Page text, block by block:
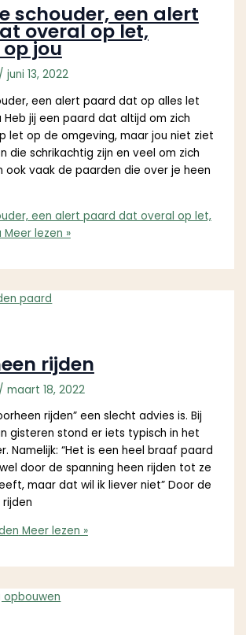
schouder, een alert
overal op let,
jou
/ juni 13, 2022
een alert paard dat op alles let
Heb jij een paard dat altijd om zich
let op de omgeving, maar jou niet ziet
die schrikachtig zijn en veel om zich
ook vaak de paarden die over je heen
een alert paard dat overal op let,
Meer lezen »
rijden
/ maart 18, 2022
rijden” een slecht advies is. Bij
gisteren stond er iets typisch in het
Namelijk: “Het is een heel braaf paard
door de spanning heen rijden tot ze
maar dat wil ik liever niet” Door de
Meer lezen »